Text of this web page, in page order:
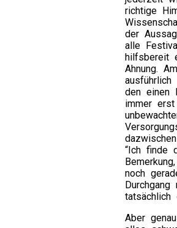
richtige
der
alle
hilfsbereit
Ahnung.
den einen
immer
“Ich finde
noch
tatsächlich
Aber